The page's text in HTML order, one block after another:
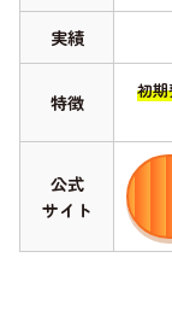
実績
特徴
初
公式
サイト